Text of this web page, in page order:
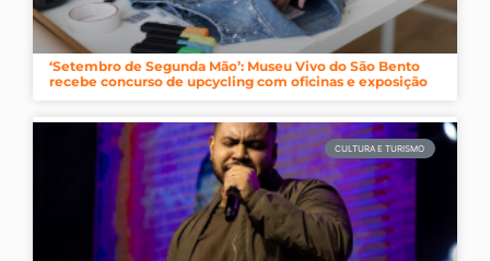
‘Setembro de Segunda Mão’: Museu Vivo do São Bento
recebe concurso de upcycling com oficinas e exposição
CULTURA E TURISMO